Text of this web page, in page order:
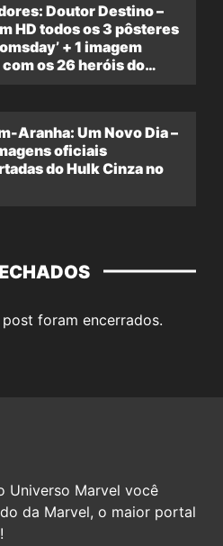
Doutor Destino –
HD todos os 3 pôsteres
+ 1 imagem
os 26 heróis do
Aranha: Um Novo Dia –
oficiais
do Hulk Cinza no
foram encerrados.
Universo Marvel você
da Marvel, o maior portal